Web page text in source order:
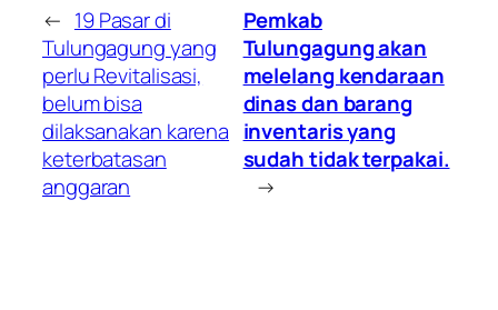
← 19 Pasar di
Tulungagung yang
perlu Revitalisasi,
belum bisa
dilaksanakan karena
keterbatasan
anggaran
Pemkab
Tulungagung akan
melelang kendaraan
dinas dan barang
inventaris yang
sudah tidak terpakai.
→